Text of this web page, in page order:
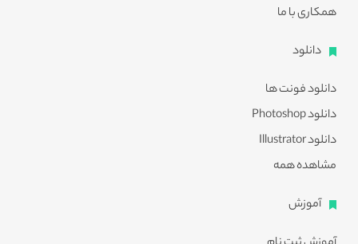
همکاری با ما
دانلود
دانلود فونت ها
دانلود Photoshop
دانلود Illustrator
مشاهده همه
آموزش